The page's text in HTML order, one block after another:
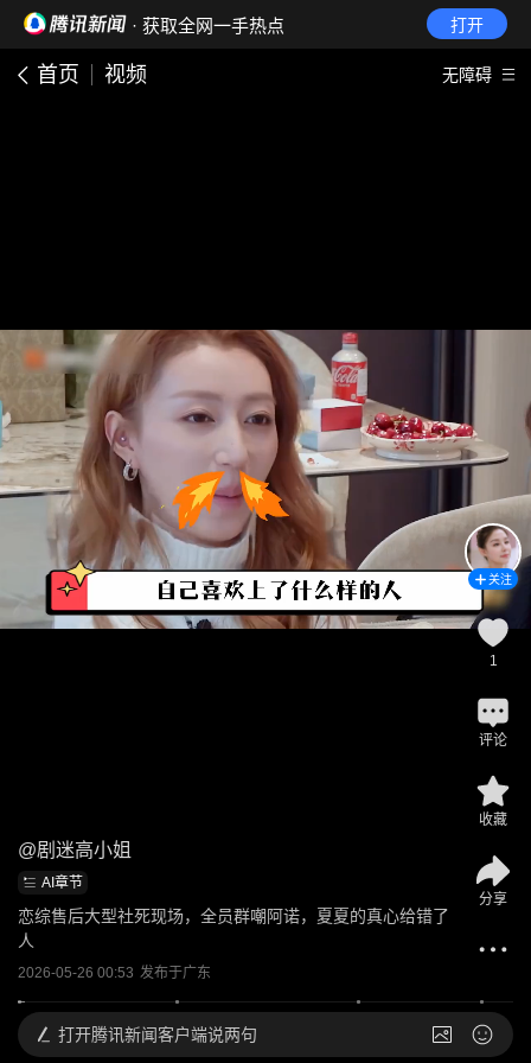
· 获取全网一手热点 打开
首页 视频 无障碍
@剧迷高小姐
AI章节
恋综售后大型社死现场，全员群嘲阿诺，夏夏的真心给错了
人
2026-05-26 00:53 发布于广东
关注
1
评论
收藏
分享
打开腾讯新闻客户端说两句